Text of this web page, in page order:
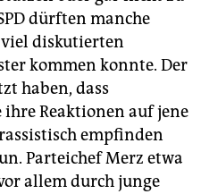
dürften manche
viel diskutierten
kommen konnte. Der
haben, dass
Reaktionen auf jene
empfinden
Parteichef Merz etwa
allem durch junge